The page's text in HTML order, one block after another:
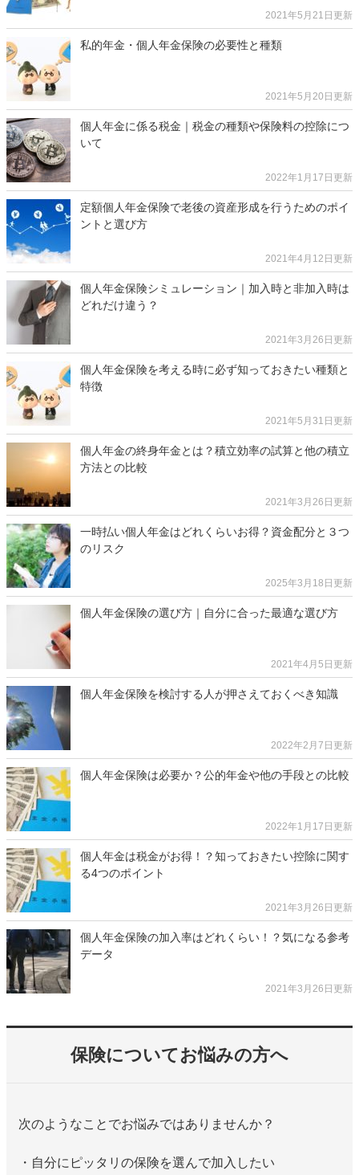
2021年5月21日更新
私的年金・個人年金保険の必要性と種類
2021年5月20日更新
個人年金に係る税金｜税金の種類や保険料の控除につ
いて
2022年1月17日更新
定額個人年金保険で老後の資産形成を行うためのポイ
ントと選び方
2021年4月12日更新
個人年金保険シミュレーション｜加入時と非加入時は
どれだけ違う？
2021年3月26日更新
個人年金保険を考える時に必ず知っておきたい種類と
特徴
2021年5月31日更新
個人年金の終身年金とは？積立効率の試算と他の積立
方法との比較
2021年3月26日更新
一時払い個人年金はどれくらいお得？資金配分と３つ
のリスク
2025年3月18日更新
個人年金保険の選び方｜自分に合った最適な選び方
2021年4月5日更新
個人年金保険を検討する人が押さえておくべき知識
2022年2月7日更新
個人年金保険は必要か？公的年金や他の手段との比較
2022年1月17日更新
個人年金は税金がお得！？知っておきたい控除に関す
る4つのポイント
2021年3月26日更新
個人年金保険の加入率はどれくらい！？気になる参考
データ
2021年3月26日更新
保険についてお悩みの方へ
次のようなことでお悩みではありませんか？
・自分にピッタリの保険を選んで加入したい